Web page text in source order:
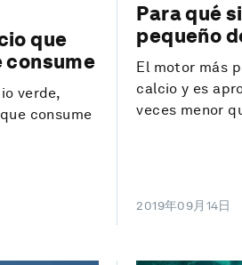
que
consume
verde,
consume
Para qué
pequeño
El motor más
calcio y es
veces menor
2019年09月14日